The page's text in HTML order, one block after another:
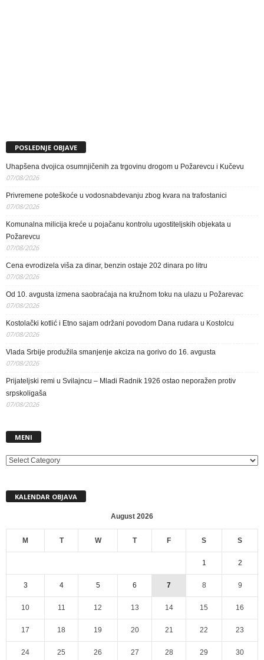
POSLEDNJE OBJAVE
Uhapšena dvojica osumnjičenih za trgovinu drogom u Požarevcu i Kučevu
07/08/2026
Privremene poteškoće u vodosnabdevanju zbog kvara na trafostanici
07/08/2026
Komunalna milicija kreće u pojačanu kontrolu ugostiteljskih objekata u
Požarevcu
07/08/2026
Cena evrodizela viša za dinar, benzin ostaje 202 dinara po litru
07/08/2026
Od 10. avgusta izmena saobraćaja na kružnom toku na ulazu u Požarevac
07/08/2026
Kostolački kotlić i Etno sajam održani povodom Dana rudara u Kostolcu
07/08/2026
Vlada Srbije produžila smanjenje akciza na gorivo do 16. avgusta
07/08/2026
Prijateljski remi u Svilajncu – Mladi Radnik 1926 ostao neporažen protiv
srpskoligaša
07/08/2026
MENI
MENI
KALENDAR OBJAVA
August 2026
M T W T F S S
1 2
3 4 5 6 7 8 9
10 11 12 13 14 15 16
17 18 19 20 21 22 23
24 25 26 27 28 29 30